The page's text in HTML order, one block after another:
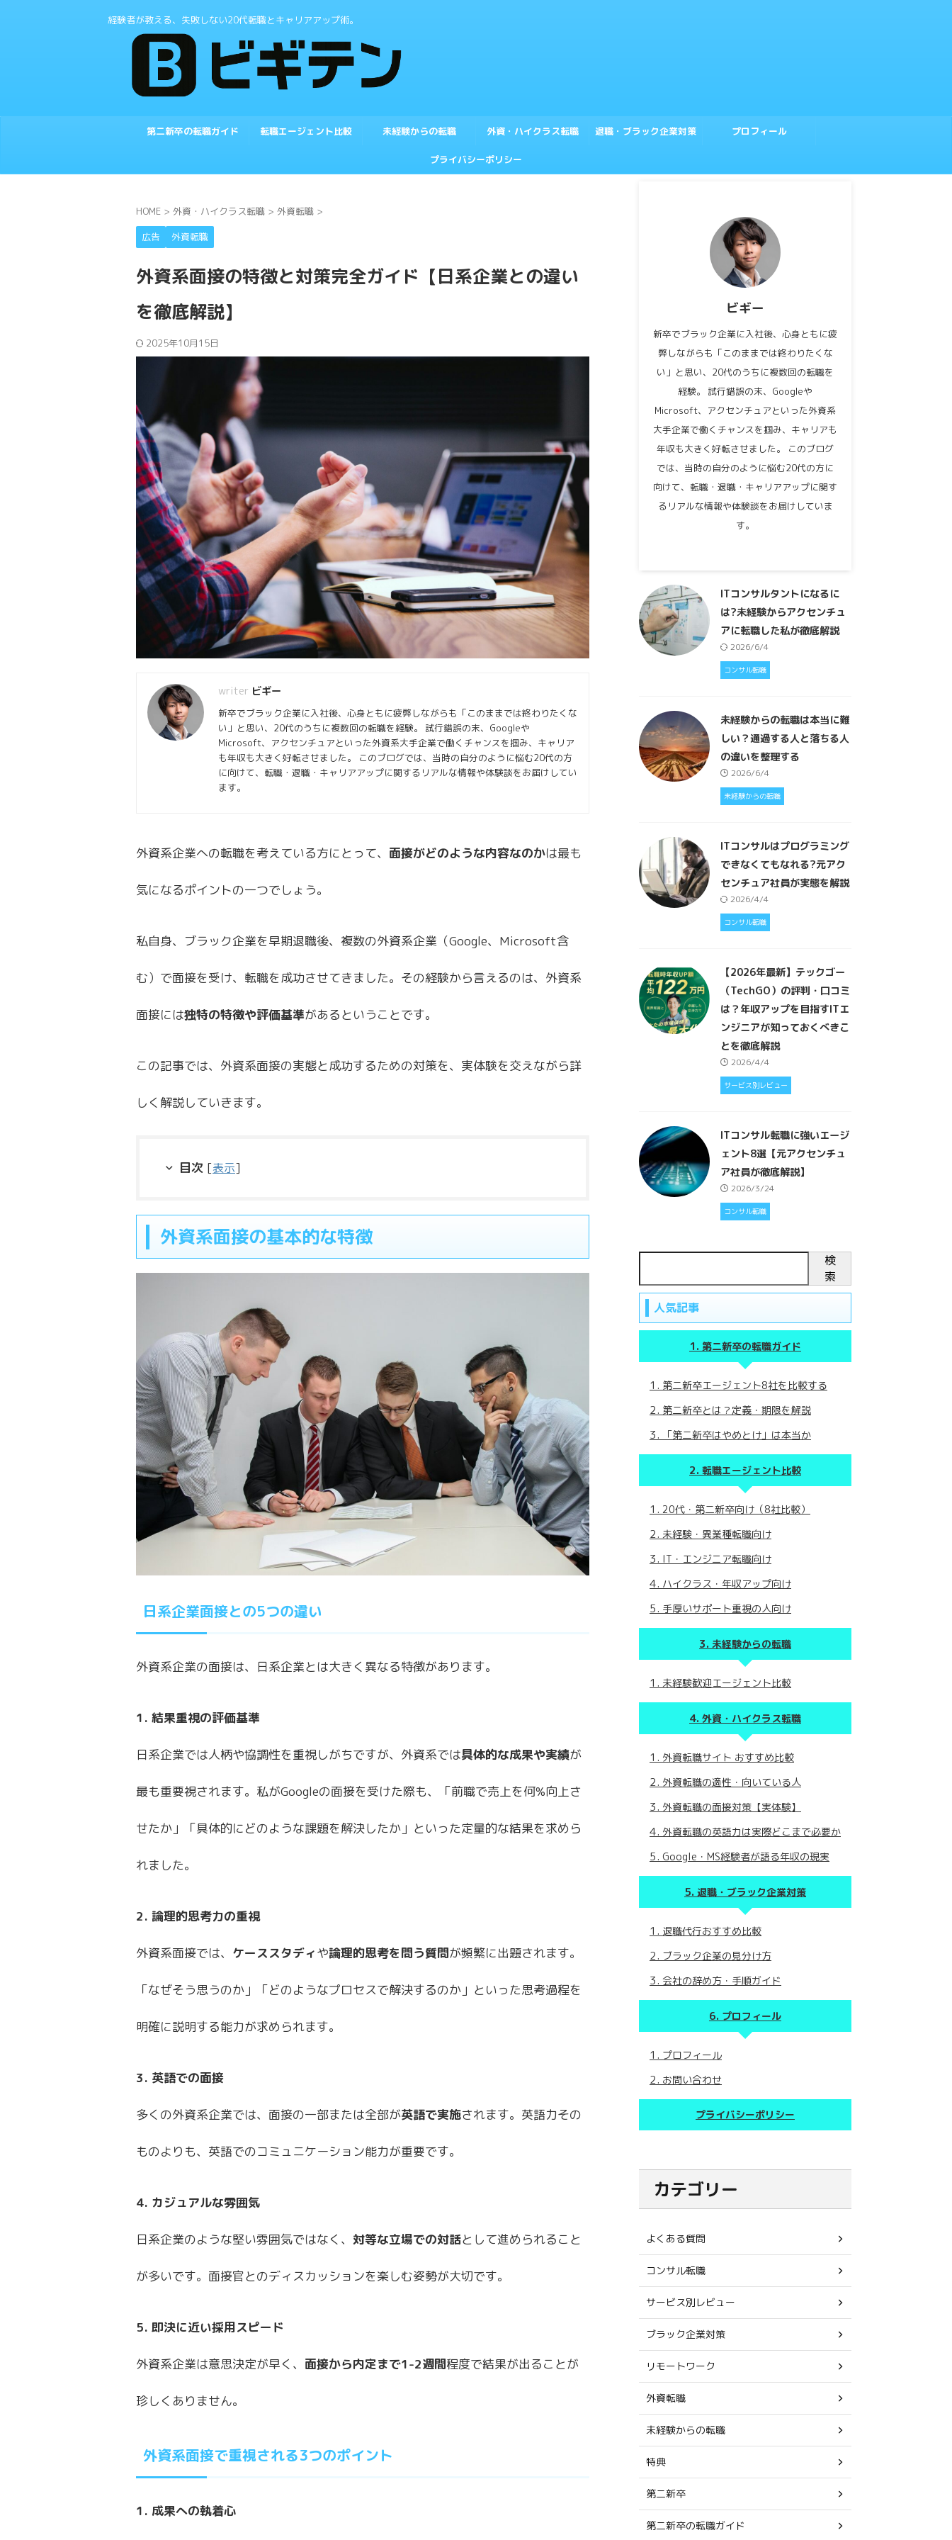
経験者が教える、失敗しない20代転職とキャリアアップ術。
第二新卒の転職ガイド 転職エージェント比較 未経験からの転職 外資・ハイクラス転職 退職・ブラック企業対策 プロフィール
プライバシーポリシー
HOME > 外資・ハイクラス転職 > 外資転職 >
広告
外資転職
外資系面接の特徴と対策完全ガイド【日系企業との違い
を徹底解説】
2025年10月15日
ビギー
新卒でブラック企業に入社後、心身ともに疲弊しながらも「このままでは終わりたくな
い」と思い、20代のうちに複数回の転職を経験。 試行錯誤の末、Googleや
Microsoft、アクセンチュアといった外資系大手企業で働くチャンスを掴み、キャリア
も年収も大きく好転させました。 このブログでは、当時の自分のように悩む20代の方
に向けて、転職・退職・キャリアアップに関するリアルな情報や体験談をお届けしてい
ます。
外資系企業への転職を考えている方にとって、 面接がどのような内容なのかは最も
気になるポイントの一つでしょう。
私自身、ブラック企業を早期退職後、複数の外資系企業（Google、Microsoft含
む）で面接を受け、転職を成功させてきました。その経験から言えるのは、外資系
面接には独特の特徴や評価基準があるということです。
この記事では、外資系面接の実態と成功するための対策を、実体験を交えながら詳
しく解説していきます。
目次 [表示]
外資系面接の基本的な特徴
日系企業面接との5つの違い
外資系企業の面接は、日系企業とは大きく異なる特徴があります。
1. 結果重視の評価基準
日系企業では人柄や協調性を重視しがちですが、外資系では具体的な成果や実績が
最も重要視されます。私がGoogleの面接を受けた際も、「前職で売上を何%向上さ
せたか」「具体的にどのような課題を解決したか」といった定量的な結果を求めら
れました。
2. 論理的思考力の重視
外資系面接では、 ケーススタディや論理的思考を問う質問が頻繁に出題されます。
「なぜそう思うのか」「どのようなプロセスで解決するのか」といった思考過程を
明確に説明する能力が求められます。
3. 英語での面接
多くの外資系企業では、面接の一部または全部が英語で実施されます。英語力その
ものよりも、英語でのコミュニケーション能力が重要です。
4. カジュアルな雰囲気
日系企業のような堅い雰囲気ではなく、 対等な立場での対話として進められること
が多いです。面接官とのディスカッションを楽しむ姿勢が大切です。
5. 即決に近い採用スピード
外資系企業は意思決定が早く、 面接から内定まで1-2週間程度で結果が出ることが
珍しくありません。
外資系面接で重視される3つのポイント
1. 成果への執着心
ビギー
新卒でブラック企業に入社後、心身ともに疲
弊しながらも「このままでは終わりたくな
い」と思い、20代のうちに複数回の転職を
経験。 試行錯誤の末、Googleや
Microsoft、アクセンチュアといった外資系
大手企業で働くチャンスを掴み、キャリアも
年収も大きく好転させました。 このブログ
では、当時の自分のように悩む20代の方に
向けて、転職・退職・キャリアアップに関す
るリアルな情報や体験談をお届けしていま
す。
ITコンサルタントになるに
は?未経験からアクセンチュ
アに転職した私が徹底解説
2026/6/4
コンサル転職
未経験からの転職は本当に難
しい？通過する人と落ちる人
の違いを整理する
2026/6/4
未経験からの転職
ITコンサルはプログラミング
できなくてもなれる?元アク
センチュア社員が実態を解説
2026/4/4
コンサル転職
【2026年最新】テックゴー
（TechGO）の評判・口コミ
は？年収アップを目指すITエ
ンジニアが知っておくべきこ
とを徹底解説
2026/4/4
サービス別レビュー
ITコンサル転職に強いエージ
ェント8選【元アクセンチュ
ア社員が徹底解説】
2026/3/24
コンサル転職
検
索
人気記事
第二新卒の転職ガイド
第二新卒エージェント8社を比較する
第二新卒とは？定義・期限を解説
「第二新卒はやめとけ」は本当か
転職エージェント比較
20代・第二新卒向け（8社比較）
未経験・異業種転職向け
IT・エンジニア転職向け
ハイクラス・年収アップ向け
手厚いサポート重視の人向け
未経験からの転職
未経験歓迎エージェント比較
外資・ハイクラス転職
外資転職サイト おすすめ比較
外資転職の適性・向いている人
外資転職の面接対策【実体験】
外資転職の英語力は実際どこまで必要か
Google・MS経験者が語る年収の現実
退職・ブラック企業対策
退職代行おすすめ比較
ブラック企業の見分け方
会社の辞め方・手順ガイド
プロフィール
プロフィール
お問い合わせ
プライバシーポリシー
カテゴリー
よくある質問
コンサル転職
サービス別レビュー
ブラック企業対策
リモートワーク
外資転職
未経験からの転職
特典
第二新卒
第二新卒の転職ガイド